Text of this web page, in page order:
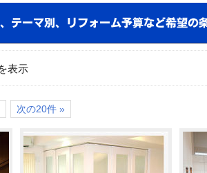
表示
次の20件 »